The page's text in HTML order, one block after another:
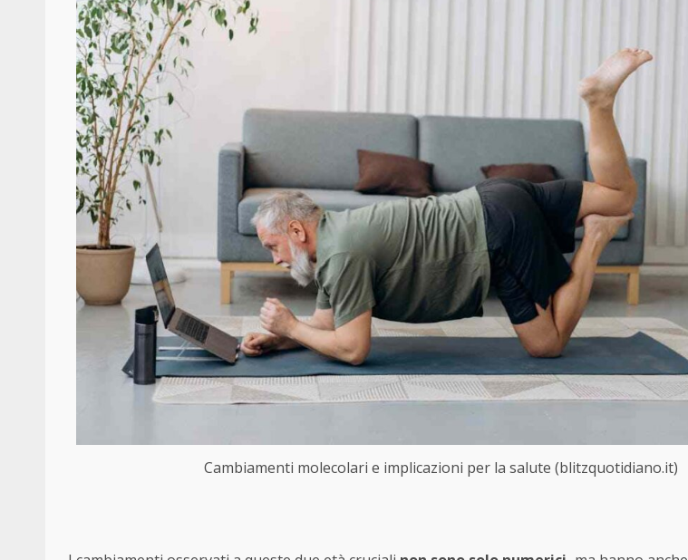
Cambiamenti molecolari e implicazioni per la salute (blitzquotidiano.it)